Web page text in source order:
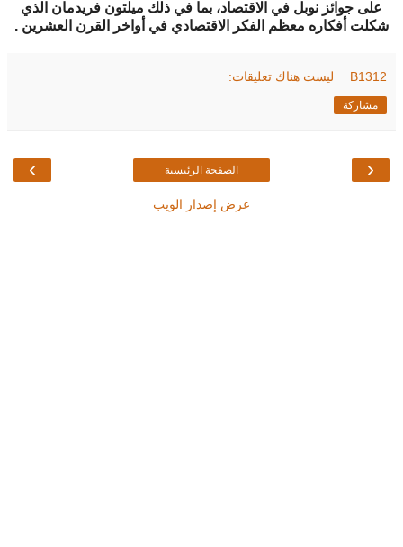
على جوائز نوبل في الاقتصاد، بما في ذلك ميلتون فريدمان الذي
شكلت أفكاره معظم الفكر الاقتصادي في أواخر القرن العشرين .
B1312 ليست هناك تعليقات:
مشاركة
‹
› الصفحة الرئيسية
عرض إصدار الويب